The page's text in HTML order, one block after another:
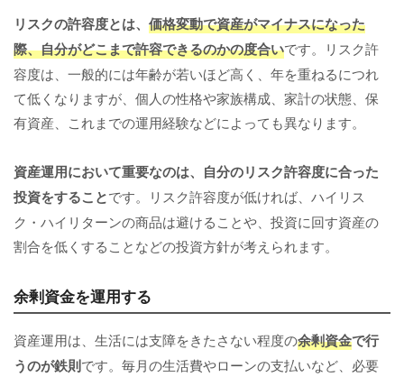
リスクの許容度とは、 価格変動で資産がマイナスになった
際、自分がどこまで許容できるのかの度合いです。リスク許
容度は、一般的には年齢が若いほど高く、年を重ねるにつれ
て低くなりますが、個人の性格や家族構成、家計の状態、保
有資産、これまでの運用経験などによっても異なります。
資産運用において重要なのは、自分のリスク許容度に合った
投資をすることです。リスク許容度が低ければ、ハイリス
ク・ハイリターンの商品は避けることや、投資に回す資産の
割合を低くすることなどの投資方針が考えられます。
余剰資金を運用する
資産運用は、生活には支障をきたさない程度の余剰資金で行
うのが鉄則です。毎月の生活費やローンの支払いなど、必要